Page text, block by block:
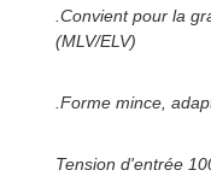
.Convient pour la
(MLV/ELV)
.Forme mince,
Tension d'entrée